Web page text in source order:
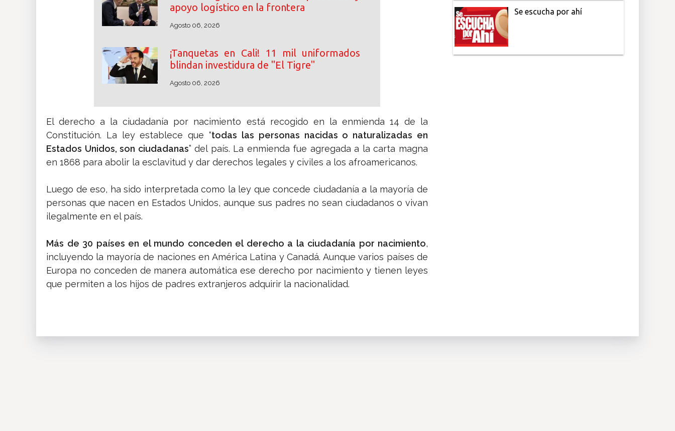
apoyo logístico en la frontera
Agosto 06, 2026
¡Tanquetas en Cali! 11 mil uniformados
blindan investidura de "El Tigre"
Agosto 06, 2026
El derecho a la ciudadanía por nacimiento está recogido en la enmienda 14 de la
Constitución. La ley establece que “todas las personas nacidas o naturalizadas en
Estados Unidos, son ciudadanas” del país. La enmienda fue agregada a la carta magna
en 1868 para abolir la esclavitud y dar derechos legales y civiles a los afroamericanos.
Luego de eso, ha sido interpretada como la ley que concede ciudadanía a la mayoría de
personas que nacen en Estados Unidos, aunque sus padres no sean ciudadanos o vivan
ilegalmente en el país.
Más de 30 países en el mundo conceden el derecho a la ciudadanía por nacimiento,
incluyendo la mayoría de naciones en América Latina y Canadá. Aunque varios países de
Europa no conceden de manera automática ese derecho por nacimiento y tienen leyes
que permiten a los hijos de padres extranjeros adquirir la nacionalidad.
Se escucha por ahí